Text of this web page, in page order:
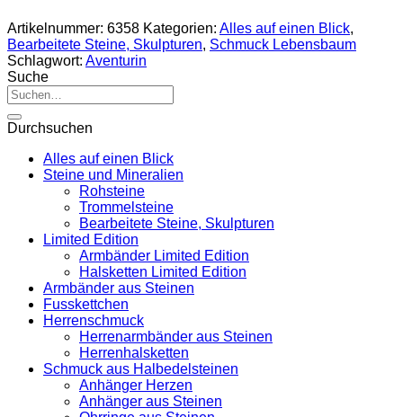
Artikelnummer: 6358 Kategorien: Alles auf einen Blick,
Bearbeitete Steine, Skulpturen, Schmuck Lebensbaum
Schlagwort: Aventurin
Suche
Suche
nach:
Durchsuchen
Alles auf einen Blick
Steine und Mineralien
Rohsteine
Trommelsteine
Bearbeitete Steine, Skulpturen
Limited Edition
Armbänder Limited Edition
Halsketten Limited Edition
Armbänder aus Steinen
Fusskettchen
Herrenschmuck
Herrenarmbänder aus Steinen
Herrenhalsketten
Schmuck aus Halbedelsteinen
Anhänger Herzen
Anhänger aus Steinen